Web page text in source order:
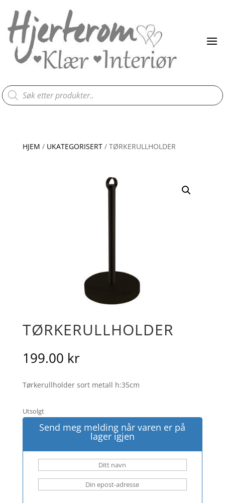
Products
search
HJEM / UKATEGORISERT/ TØRKERULLHOLDER
TØRKERULLHOLDER
199.00 kr
Tørkerullholder sort metall h:35cm
Utsolgt
Send meg melding når varen er på
lager igjen